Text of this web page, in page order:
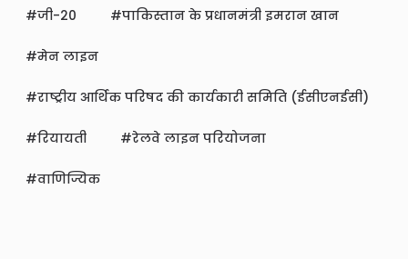
जी-20 पाकिस्तान के प्रधानमंत्री इमरान खान
मेन लाइन
राष्ट्रीय आर्थिक परिषद की कार्यकारी समिति (ईसीएनईसी)
रियायती रेलवे लाइन परियोजना
वाणिज्यिक